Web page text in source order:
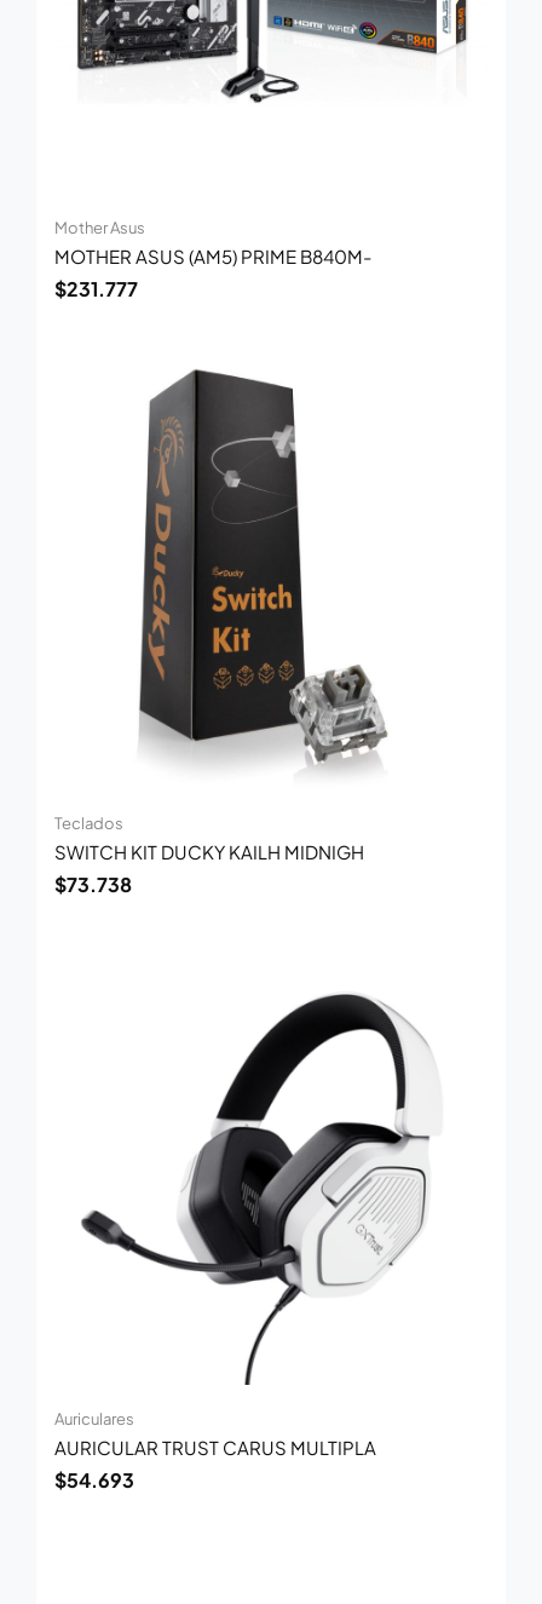
Mother Asus
MOTHER ASUS (AM5) PRIME B840M-
$231.777
Teclados
SWITCH KIT DUCKY KAILH MIDNIGH
$73.738
Auriculares
AURICULAR TRUST CARUS MULTIPLA
$54.693